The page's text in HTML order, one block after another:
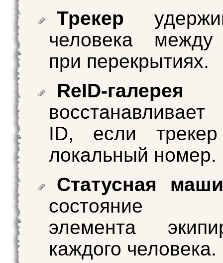
Трекер
человека
при перекрытиях.
ReID-галерея
ID, если
локальный номер.
Статусная
состояние
элемента
каждого человека.